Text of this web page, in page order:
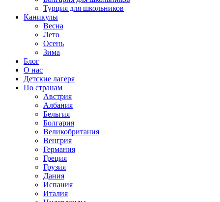
Турция для школьников
Каникулы
Весна
Лето
Осень
Зима
Блог
О нас
Детские лагеря
По странам
Австрия
Албания
Бельгия
Болгария
Великобритания
Венгрия
Германия
Греция
Грузия
Дания
Испания
Италия